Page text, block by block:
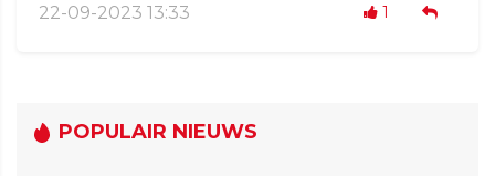
22-09-2023 13:33 1
POPULAIR NIEUWS